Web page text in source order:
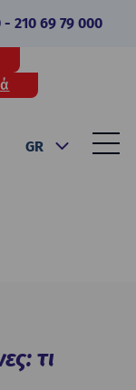
- 210 69 79 000
GR
τι